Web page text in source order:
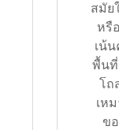
สมัย
หรื
เน้
พื้นที่
โถ
เห
ข